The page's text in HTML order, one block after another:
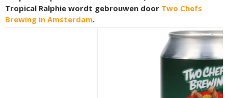
Tropical Ralphie wordt gebrouwen door Two Chefs
Brewing in Amsterdam.